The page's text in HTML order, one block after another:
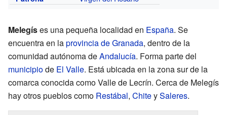
Melegíses una pequeña localidad en España. Se
encuentra en laprovincia de Granada, dentro de la
comunidad autónoma deAndalucía. Forma parte del
municipiode El Valle. Está ubicada en la zona sur de la
comarca conocida como Valle de Lecrín. Cerca de Melegís
hay otros pueblos como Restábal, ChiteySaleres.